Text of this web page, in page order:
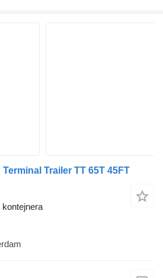
Trailer TT 65T 45FT